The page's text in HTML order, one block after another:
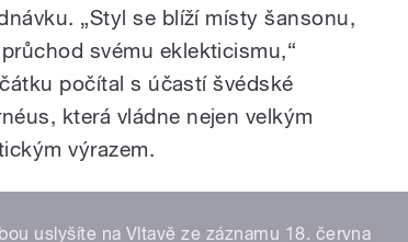
„Styl se blíží místy šansonu,
svému eklekticismu,“
počítal s účastí švédské
která vládne nejen velkým
výrazem.
uslyšíte na Vltavě ze záznamu 18. června